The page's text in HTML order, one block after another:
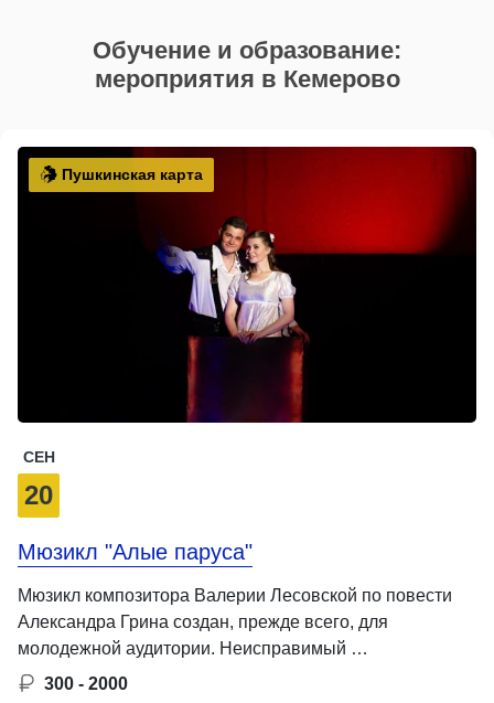
Обучение и образование:
мероприятия в Кемерово
Пушкинская карта
СЕН
20
Мюзикл "Алые паруса"
Мюзикл композитора Валерии Лесовской по повести
Александра Грина создан, прежде всего, для
молодежной аудитории. Неисправимый …
300 - 2000